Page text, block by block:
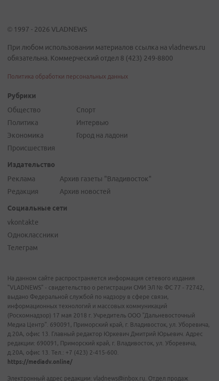
© 1997 - 2026 VLADNEWS
При любом использовании материалов ссылка на vladnews.ru
обязательна. Коммерческий отдел 8 (423) 249-8800
Политика обработки персональных данных
Рубрики
Общество
Политика
Экономика
Происшествия
Спорт
Интервью
Город на ладони
Издательство
Реклама
Редакция
Архив газеты "Владивосток"
Архив новостей
Социальные сети
vkontakte
Одноклассники
Телеграм
На данном сайте распространяется информация сетевого издания
"VLADNEWS" - свидетельство о регистрации СМИ ЭЛ № ФС 77 - 72742,
выдано Федеральной службой по надзору в сфере связи,
информационных технологий и массовых коммуникаций
(Роскомнадзор) 17 мая 2018 г. Учредитель ООО "Дальневосточный
Медиа Центр". 690091, Приморский край, г. Владивосток, ул. Уборевича,
д.20А, офис 13. Главный редактор Юркевич Дмитрий Юрьевич. Адрес
редакции: 690091, Приморский край, г. Владивосток, ул. Уборевича,
д.20А, офис 13. Тел.: +7 (423) 2-415-600.
https://mediadv.online/
Электронный адрес редакции: vladnews@inbox.ru. Отдел продаж